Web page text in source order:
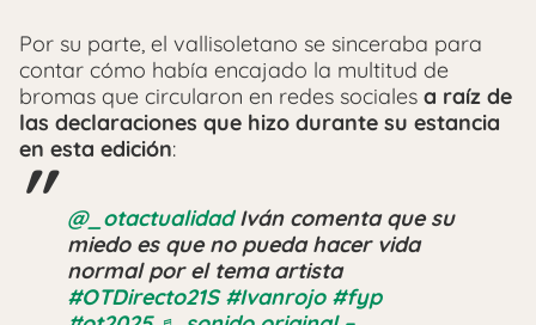
Por su parte, el vallisoletano se sinceraba para
contar cómo había encajado la multitud de
bromas que circularon en redes sociales a raíz de
las declaraciones que hizo durante su estancia
en esta edición:
@_otactualidadIván comenta que su
miedo es que no pueda hacer vida
normal por el tema artista
#OTDirecto21S #Ivanrojo #fyp